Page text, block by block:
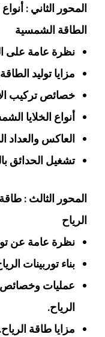
المحور الثاني :
الطاقة الشمسية
نظرة عامة على
مزايا توليد
خصائص تركيب
أنواع الخلايا
العاكس والعداد
تشغيل الحدائق
المحور الثالث :
الرياح
نظرة عامة عن
بناء توربينات
عمليات وخصائص
الرياح.
مزايا طاقة الرياح.